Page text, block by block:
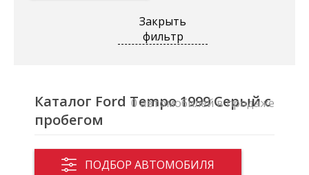
Закрыть
фильтр
Каталог Ford Tempo 1999 Серый с
пробегом
ПОДБОР АВТОМОБИЛЯ
0 автомобилей в продаже